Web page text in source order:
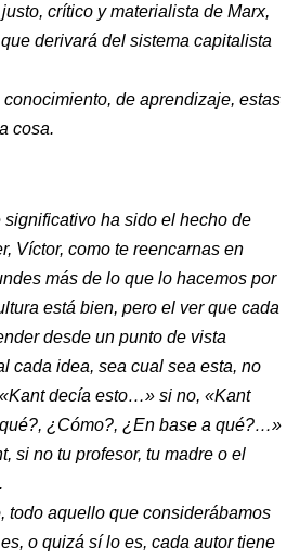
crítico y materialista de Marx,
derivará del sistema capitalista
de aprendizaje, estas
cosa.
significativo ha sido el hecho de
Víctor, como te reencarnas en
más de lo que lo hacemos por
está bien, pero el ver que cada
desde un punto de vista
cada idea, sea cual sea esta, no
decía esto…» si no, «Kant
¿Cómo?, ¿En base a qué?…»
si no tu profesor, tu madre o el
todo aquello que considerábamos
o quizá sí lo es, cada autor tiene